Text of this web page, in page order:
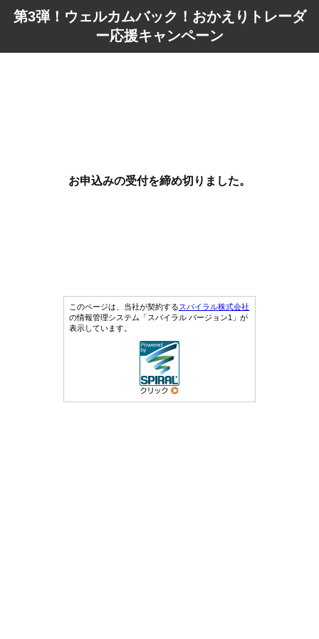
第3弾！ウェルカムバック！おかえりトレーダ
ー応援キャンペーン
お申込みの受付を締め切りました。
このページは、当社が契約するスパイラル株式会社
の情報管理システム「スパイラル バージョン1」が
表示しています。